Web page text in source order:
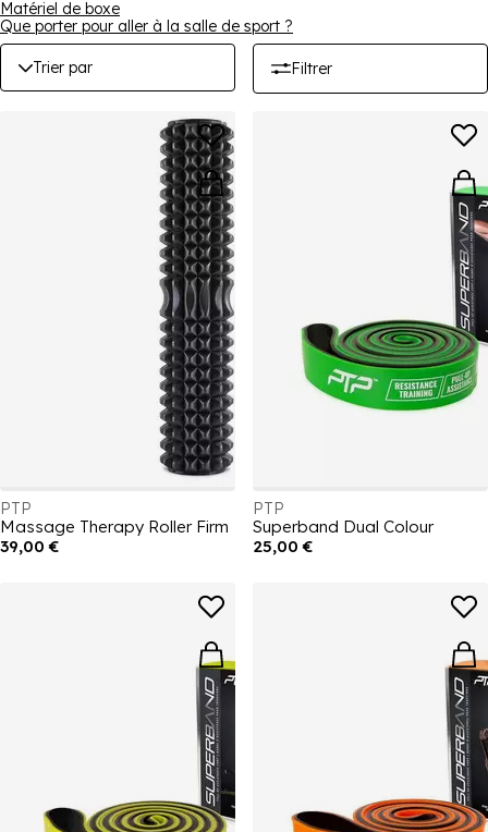
votre collection d'équipements d'entraînement à domicile.
Matériel de boxe
Que porter pour aller à la salle de sport ?
Trier par Filtrer
PTP
Massage Therapy Roller Firm
39,00 €
PTP
Superband Dual Colour
25,00 €